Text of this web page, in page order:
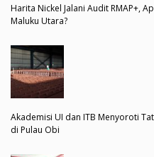
Harita Nickel Jalani Audit RMAP+,
Maluku Utara?
Akademisi UI dan ITB Menyoroti
di Pulau Obi